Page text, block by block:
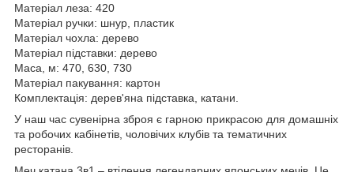
Матеріал леза: 420
Матеріал ручки: шнур, пластик
Матеріал чохла: дерево
Матеріал підставки: дерево
Маса, м: 470, 630, 730
Матеріал пакування: картон
Комплектація: дерев'яна підставка, катани.
У наш час сувенірна зброя є гарною прикрасою для домашніх
та робочих кабінетів, чоловічих клубів та тематичних
ресторанів.